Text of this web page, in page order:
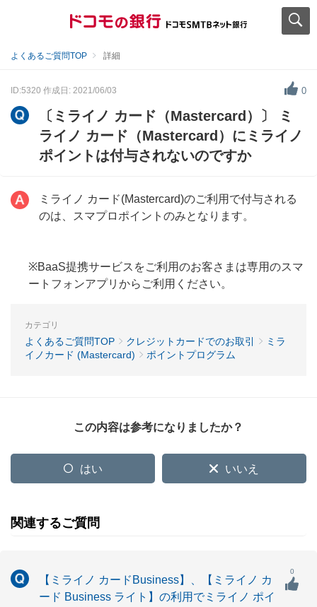
よくあるご質問TOP 詳細
ID:5320 作成日: 2021/06/03 0
〔ミライノ カード（Mastercard）〕 ミ
ライノ カード（Mastercard）にミライノ
ポイントは付与されないのですか
ミライノ カード(Mastercard)のご利用で付与される
のは、スマプロポイントのみとなります。
※BaaS提携サービスをご利用のお客さまは専用のスマ
ートフォンアプリからご利用ください。
カテゴリ
よくあるご質問TOP クレジットカードでのお取引
ミラ
イノカード (Mastercard)
ポイントプログラム
この内容は参考になりましたか？
はい いいえ
関連するご質問
【ミライノ カードBusiness】、【ミライノ カ
ード Business ライト】の利用でミライノ ポイ
0